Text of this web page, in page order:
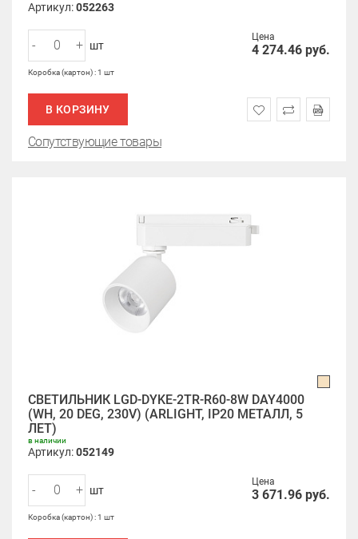
Артикул:052263
Цена
4 274.46 руб.
- + шт
Коробка (картон) : 1 шт
В КОРЗИНУ
Сопутствующие товары
СВЕТИЛЬНИК LGD-DYKE-2TR-R60-8W DAY4000
(WH, 20 DEG, 230V) (ARLIGHT, IP20 МЕТАЛЛ, 5
ЛЕТ)
в наличии
Артикул:052149
Цена
3 671.96 руб.
- + шт
Коробка (картон) : 1 шт